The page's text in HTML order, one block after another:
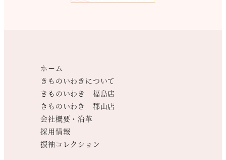
ホーム
きものいわきについて
きものいわき 福島店
きものいわき 郡山店
会社概要・沿革
採用情報
振袖コレクション